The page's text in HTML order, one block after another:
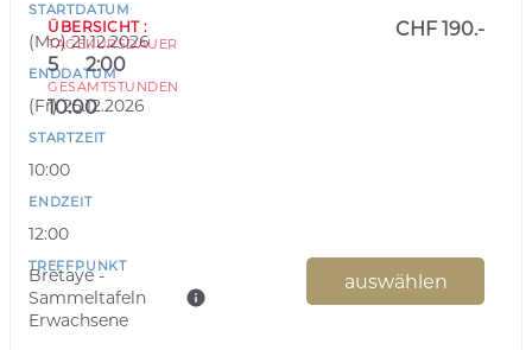
STARTDATUM
(Mo) 21.12.2026
ENDDATUM
(Fr) 25.12.2026
STARTZEIT
10:00
ENDZEIT
12:00
TREFFPUNKT
Bretaye -
Sammeltafeln
Erwachsene
ÜBERSICHT :
TAGE
5
KURSDAUER
2:00
GESAMTSTUNDEN
10:00
CHF 190.-
auswählen